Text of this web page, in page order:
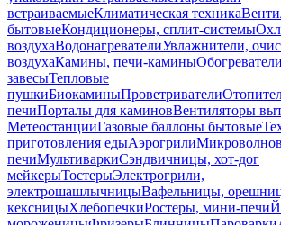
встраиваемыеКлиматическая техника
бытовыеКондиционеры, сплит-системы
воздухаВодонагревателиУвлажнители,
воздухаКамины, печи-каминыОбогреватели
завесыТепловые
пушкиБиокаминыПроветриватели
печиПорталы для каминовВентиляторы
МетеостанцииГазовые баллоны бытовые
приготовления едыАэрогрили
печиМультиваркиСэндвичницы, хот-дог
мейкерыТостерыЭлектрогрили,
электрошашлычницыВафельницы,
кексницыХлебопечкиРостеры, мини-печи